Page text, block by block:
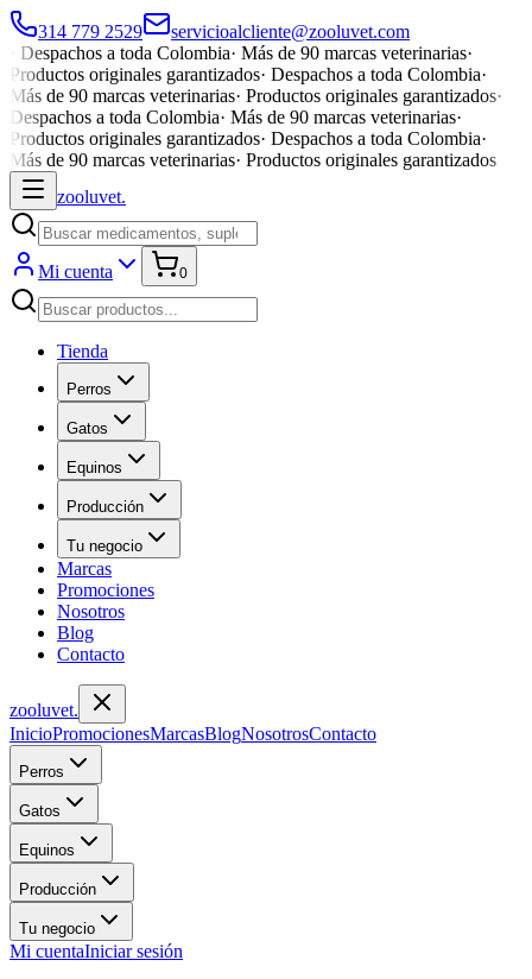
314 779 2529
servicioalcliente@zooluvet.com
Despachos a toda Colombia· Más de 90 marcas veterinarias·
Productos originales garantizados· Despachos a toda Colombia·
Más de 90 marcas veterinarias· Productos originales garantizados·
Despachos a toda Colombia· Más de 90 marcas veterinarias·
Productos originales garantizados· Despachos a toda Colombia·
Más de 90 marcas veterinarias· Productos originales garantizados
zooluvet.
Mi cuenta 0
Tienda
Perros
Gatos
Equinos
Producción
Tu negocio
Marcas
Promociones
Nosotros
Blog
Contacto
zooluvet.
InicioPromocionesMarcasBlogNosotrosContacto
Perros
Gatos
Equinos
Producción
Tu negocio
Mi cuentaIniciar sesión